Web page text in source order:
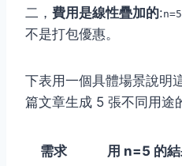
二， 費用是線性疊加的:n=5
不是打包優惠。
下表用一個具體場景說明
篇文章生成 5 張不同用途
需求 用 n=5 的